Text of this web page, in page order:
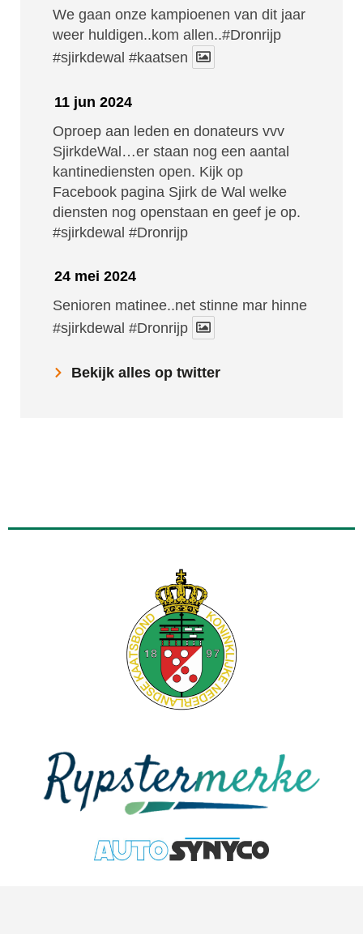
We gaan onze kampioenen van dit jaar
weer huldigen..kom allen..#Dronrijp
#sjirkdewal #kaatsen
11 jun 2024
Oproep aan leden en donateurs vvv
SjirkdeWal…er staan nog een aantal
kantinediensten open. Kijk op
Facebook pagina Sjirk de Wal welke
diensten nog openstaan en geef je op.
#sjirkdewal #Dronrijp
24 mei 2024
Senioren matinee..net stinne mar hinne
#sjirkdewal #Dronrijp
Bekijk alles op twitter